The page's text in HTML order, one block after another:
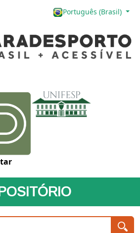
Português (Brasil)